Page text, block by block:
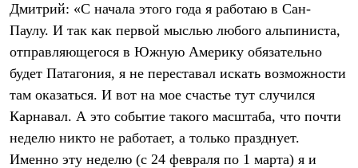
Флисовая одежда
Куртки
Брюки
Жилеты
Термобелье
Теплое термобелье
Среднее термобелье
Легкое термобелье
Футболки
Рубашки
Дмитрий: «С начала этого года я работаю в Сан-
Паулу. И так как первой мыслью любого альпиниста,
отправляющегося в Южную Америку обязательно
будет Патагония, я не переставал искать возможности
там оказаться. И вот на мое счастье тут случился
Карнавал. А это событие такого масштаба, что почти
неделю никто не работает, а только празднует.
Именно эту неделю (с 24 февраля по 1 марта) я и